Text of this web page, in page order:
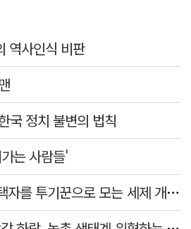
역사인식 비판
국 정치 불변의 법칙
는 사람들'
[사설] 장기 보유 1주택자를 투기꾼으로 모는 세제 개편, 전면 재개편하라